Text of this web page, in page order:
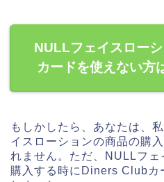
NULLフェイスロー
カードを使えない方
もしかしたら、あなたは、
イスローションの商品の購
れません。ただ、NULLフ
購入する時にDiners Clubカ